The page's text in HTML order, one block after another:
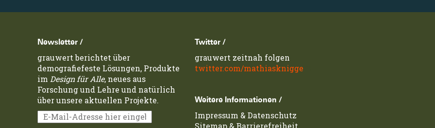
Newsletter /
grauwert berichtet über
demografiefeste Lösungen, Produkte
im Design für Alle, neues aus
Forschung und Lehre und natürlich
über unsere aktuellen Projekte.
Twitter /
grauwert zeitnah folgen
twitter.com/mathiasknigge
Weitere Informationen /
Impressum & Datenschutz
Sitemap& Barrierefreiheit